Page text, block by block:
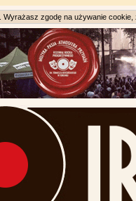
Wyrażasz zgodę na używanie